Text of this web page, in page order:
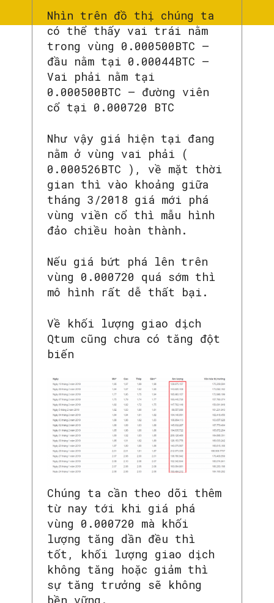
Nhìn trên đồ thị chúng ta
có thể thấy vai trái nằm
trong vùng 0.000500BTC –
đầu nằm tại 0.00044BTC –
Vai phải nằm tại
0.000500BTC – đường viên
cổ tại 0.000720 BTC
Như vậy giá hiện tại đang
nằm ở vùng vai phải (
0.000526BTC ), về mặt thời
gian thì vào khoảng giữa
tháng 3/2018 giá mới phá
vùng viền cổ thì mẫu hình
đảo chiều hoàn thành.
Nếu giá bứt phá lên trên
vùng 0.000720 quá sớm thì
mô hình rất dễ thất bại.
Về khối lượng giao dịch
Qtum cũng chưa có tăng đột
biến
Chúng ta cần theo dõi thêm
từ nay tới khi giá phá
vùng 0.000720 mà khối
lượng tăng dần đều thì
tốt, khối lượng giao dịch
không tăng hoặc giảm thì
sự tăng trưởng sẽ không
bền vững.